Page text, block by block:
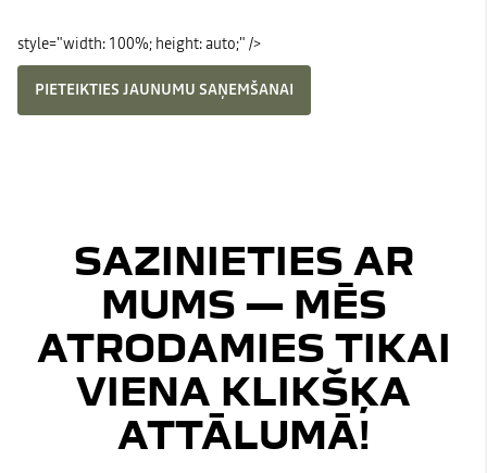
style="width: 100%; height: auto;" />
PIETEIKTIES JAUNUMU SAŅEMŠANAI
SAZINIETIES AR
MUMS — MĒS
ATRODAMIES TIKAI
VIENA KLIKŠĶA
ATTĀLUMĀ!